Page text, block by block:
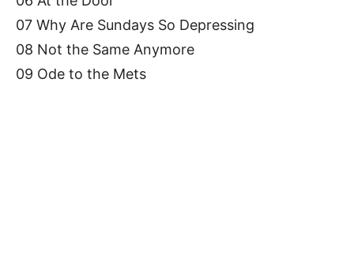
07 Why Are Sundays So Depressing
08 Not the Same Anymore
09 Ode to the Mets